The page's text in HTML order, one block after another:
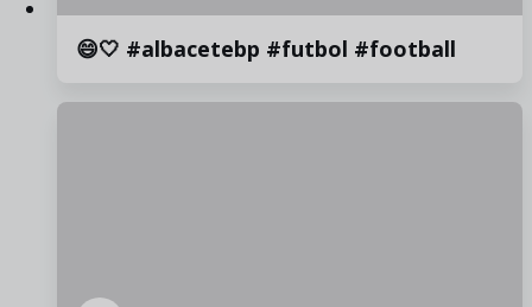
😄🤍 #albacetebp #futbol #football